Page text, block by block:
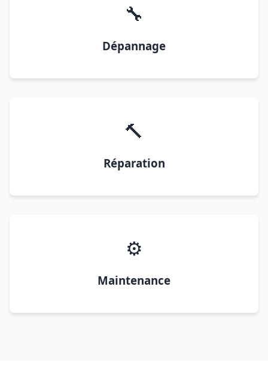
🔧
Dépannage
🔨
Réparation
⚙️
Maintenance